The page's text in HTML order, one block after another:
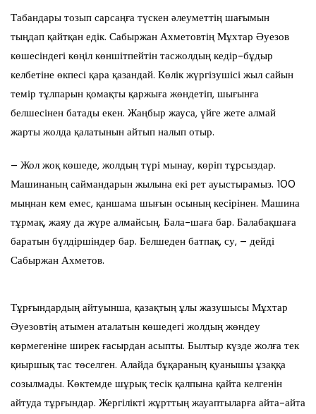
Табандары тозып сарсаңға түскен әлеуметтің шағымын
тыңдап қайтқан едік. Сабыржан Ахметовтің Мұхтар Әуезов
көшесіндегі көңіл көншітпейтін тасжолдың кедір-бұдыр
келбетіне өкпесі қара қазандай. Көлік жүргізушісі жыл сайын
темір тұлпарын қомақты қаржыға жөндетіп, шығынға
белшесінен батады екен. Жаңбыр жауса, үйге жете алмай
жарты жолда қалатынын айтып налып отыр.
– Жол жоқ көшеде, жолдың түрі мынау, көріп тұрсыздар.
Машинаның саймандарын жылына екі рет ауыстырамыз. 100
мыңнан кем емес, қаншама шығын осының кесірінен. Машина
тұрмақ, жаяу да жүре алмайсың. Бала-шаға бар. Балабақшаға
баратын бүлдіршіндер бар. Белшеден батпақ, су, – дейді
Сабыржан Ахметов.
Тұрғындардың айтуынша, қазақтың ұлы жазушысы Мұхтар
Әуезовтің атымен аталатын көшедегі жолдың жөндеу
көрмегеніне ширек ғасырдан асыпты. Былтыр күзде жолға тек
қиыршық тас төселген. Алайда бұқараның қуанышы ұзаққа
созылмады. Көктемде шұрық тесік қалпына қайта келгенін
айтуда тұрғындар. Жергілікті жұрттың жауаптыларға айта-айта